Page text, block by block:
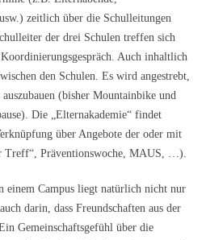
zeitlich über die Schulleitungen
der drei Schulen treffen sich
Auch inhaltlich
den Schulen. Es wird angestrebt,
(bisher Mountainbike und
Die „Elternakademie“ findet
über Angebote der oder mit
Treff“, Präventionswoche, MAUS, …).
einem Campus liegt natürlich nicht nur
darin, dass Freundschaften aus der
Gemeinschaftsgefühl über die